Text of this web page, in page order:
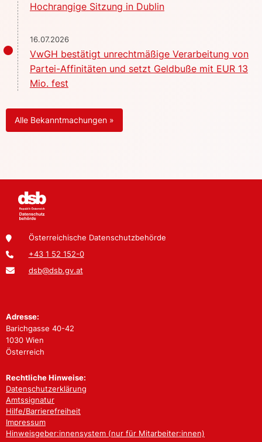
Hochrangige Sitzung in Dublin
16.07.2026
VwGH bestätigt unrechtmäßige Verarbeitung von
Partei-Affinitäten und setzt Geldbuße mit EUR 13
Mio. fest
Alle Bekanntmachungen »
Österreichische Datenschutzbehörde
+43 1 52 152-0
dsb@dsb.gv.at
Adresse:
Barichgasse 40-42
1030 Wien
Österreich
Rechtliche Hinweise:
Datenschutzerklärung
Amtssignatur
Hilfe/Barrierefreiheit
Impressum
Hinweisgeber:innensystem (nur für Mitarbeiter:innen)